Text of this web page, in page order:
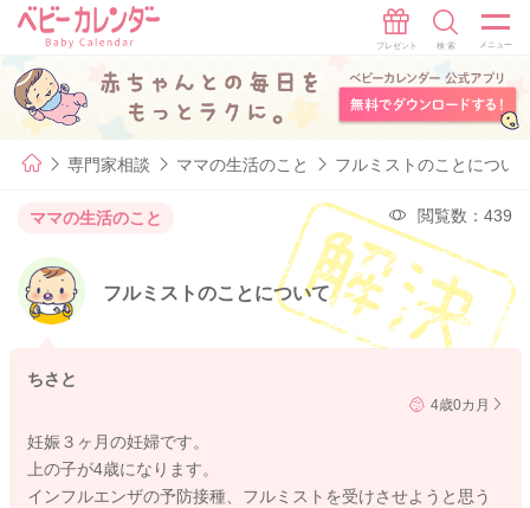
専門家相談 ママの生活のこと フルミストのことについ
ママの生活のこと 閲覧数：439
フルミストのことについて
ちさと
4歳0カ月
妊娠３ヶ月の妊婦です。
上の子が4歳になります。
インフルエンザの予防接種、フルミストを受けさせようと思う